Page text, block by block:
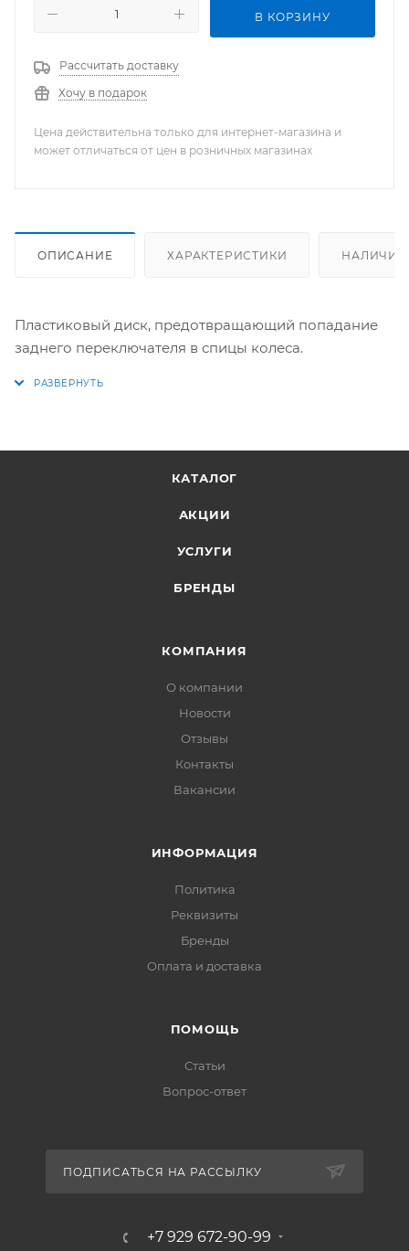
В КОРЗИНУ
Рассчитать доставку
Хочу в подарок
Цена действительна только для интернет-магазина и
может отличаться от цен в розничных магазинах
ОПИСАНИЕ ХАРАКТЕРИСТИКИ НАЛИЧИЕ
Пластиковый диск, предотвращающий попадание
заднего переключателя в спицы колеса.
КАТАЛОГ
АКЦИИ
УСЛУГИ
БРЕНДЫ
КОМПАНИЯ
О компании
Новости
Отзывы
Контакты
Вакансии
ИНФОРМАЦИЯ
Политика
Реквизиты
Бренды
Оплата и доставка
ПОМОЩЬ
Статьи
Вопрос-ответ
ПОДПИСАТЬСЯ НА РАССЫЛКУ
+7 929 672-90-99